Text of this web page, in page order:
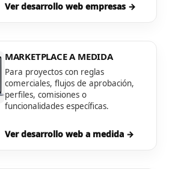
Ver desarrollo web empresas →
MARKETPLACE A MEDIDA
Para proyectos con reglas
comerciales, flujos de aprobación,
perfiles, comisiones o
funcionalidades específicas.
Ver desarrollo web a medida →